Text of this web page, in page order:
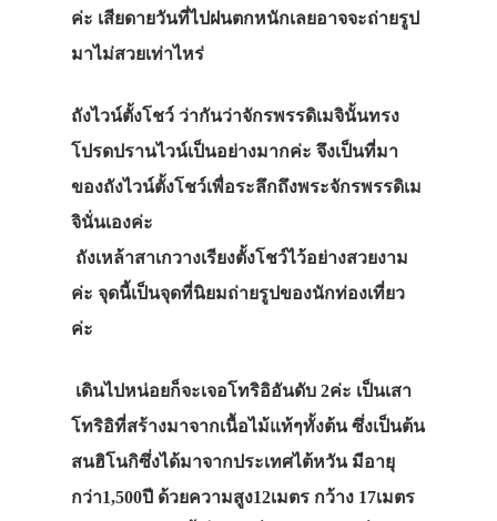
ค่ะ เสียดายวันที่ไปฝนตกหนักเลยอาจจะถ่ายรูป
มาไม่สวยเท่าไหร่
ถังไวน์ตั้งโชว์ ว่ากันว่าจักรพรรดิเมจินั้นทรง
โปรดปรานไวน์เป็นอย่างมากค่ะ จึงเป็นที่มา
ของถังไวน์ตั้งโชว์เพื่อระลึกถึงพระจักรพรรดิเม
จินั่นเองค่ะ
ถังเหล้าสาเกวางเรียงตั้งโชว์ไว้อย่างสวยงาม
ค่ะ จุดนี้เป็นจุดที่นิยมถ่ายรูปของนักท่องเที่ยว
ค่ะ
เดินไปหน่อยก็จะเจอโทริอิอันดับ 2ค่ะ เป็นเสา
โทริอิที่สร้างมาจากเนื้อไม้แท้ๆทั้งต้น ซึ่งเป็นต้น
สนฮิโนกิซึ่งได้มาจากประเทศไต้หวัน มีอายุ
กว่า1,500ปี ด้วยความสูง12เมตร กว้าง 17เมตร